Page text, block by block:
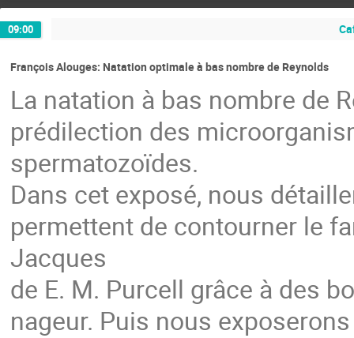
09:00
François Alouges: Natation optimale à bas nombre de Reynolds
La natation à bas nombre de
prédilection des
spermatozoïdes.
Dans cet exposé, nous
permettent de contourner le
Jacques
de E. M. Purcell grâce à des
nageur. Puis nous